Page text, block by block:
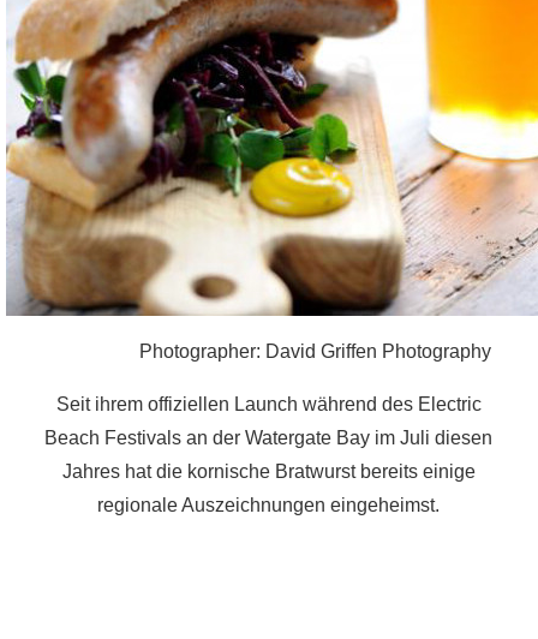
Photographer: David Griffen Photography
Seit ihrem offiziellen Launch während des Electric
Beach Festivals an der Watergate Bay im Juli diesen
Jahres hat die kornische Bratwurst bereits einige
regionale Auszeichnungen eingeheimst.